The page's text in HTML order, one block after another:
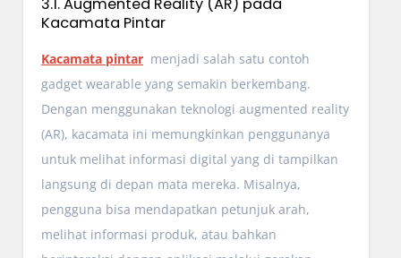
3.1. Augmented Reality (AR) pada
Kacamata Pintar
Kacamata pintarmenjadi salah satu contoh
gadget wearable yang semakin berkembang.
Dengan menggunakan teknologi augmented reality
(AR), kacamata ini memungkinkan penggunanya
untuk melihat informasi digital yang di tampilkan
langsung di depan mata mereka. Misalnya,
pengguna bisa mendapatkan petunjuk arah,
melihat informasi produk, atau bahkan